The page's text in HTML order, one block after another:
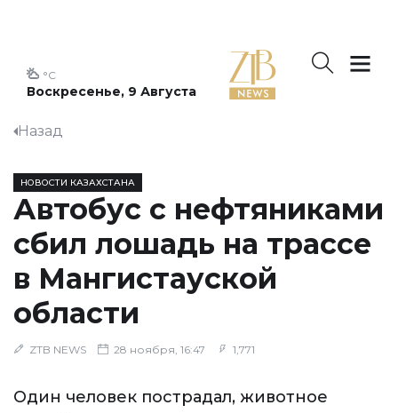
Воскресенье, 9 Августа
°C
Назад
НОВОСТИ КАЗАХСТАНА
Автобус с нефтяниками
сбил лошадь на трассе
в Мангистауской
области
ZTB NEWS 28 ноября, 16:47 1,771
Один человек пострадал, животное